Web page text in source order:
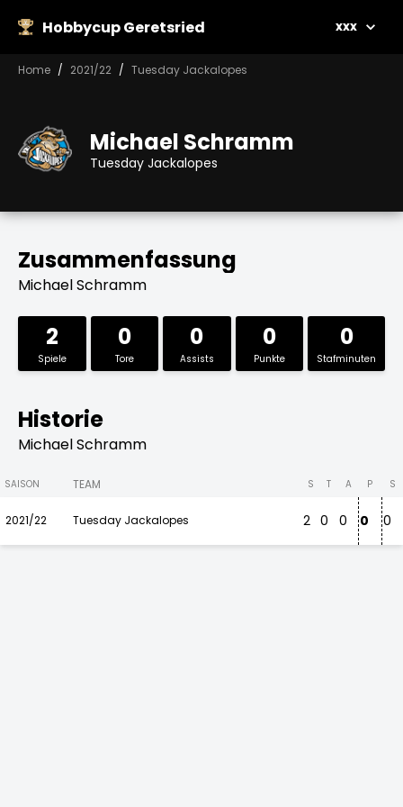
Hobbycup Geretsried xxx
Home 2021/22 Tuesday Jackalopes
Michael Schramm
Tuesday Jackalopes
Zusammenfassung
Michael Schramm
2
Spiele
0
Tore
0
Assists
0
Punkte
0
Stafminuten
Historie
Michael Schramm
SAISON TEAM S T A P S
2021/22 Tuesday Jackalopes 2 0 0 0 0